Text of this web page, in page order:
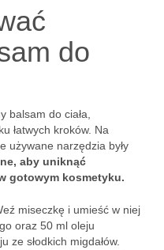
do
balsam do ciała,
łatwych kroków. Na
używane narzędzia były
aby uniknąć
gotowym kosmetyku.
miseczkę i umieść w niej
oraz 50 ml oleju
ze słodkich migdałów.